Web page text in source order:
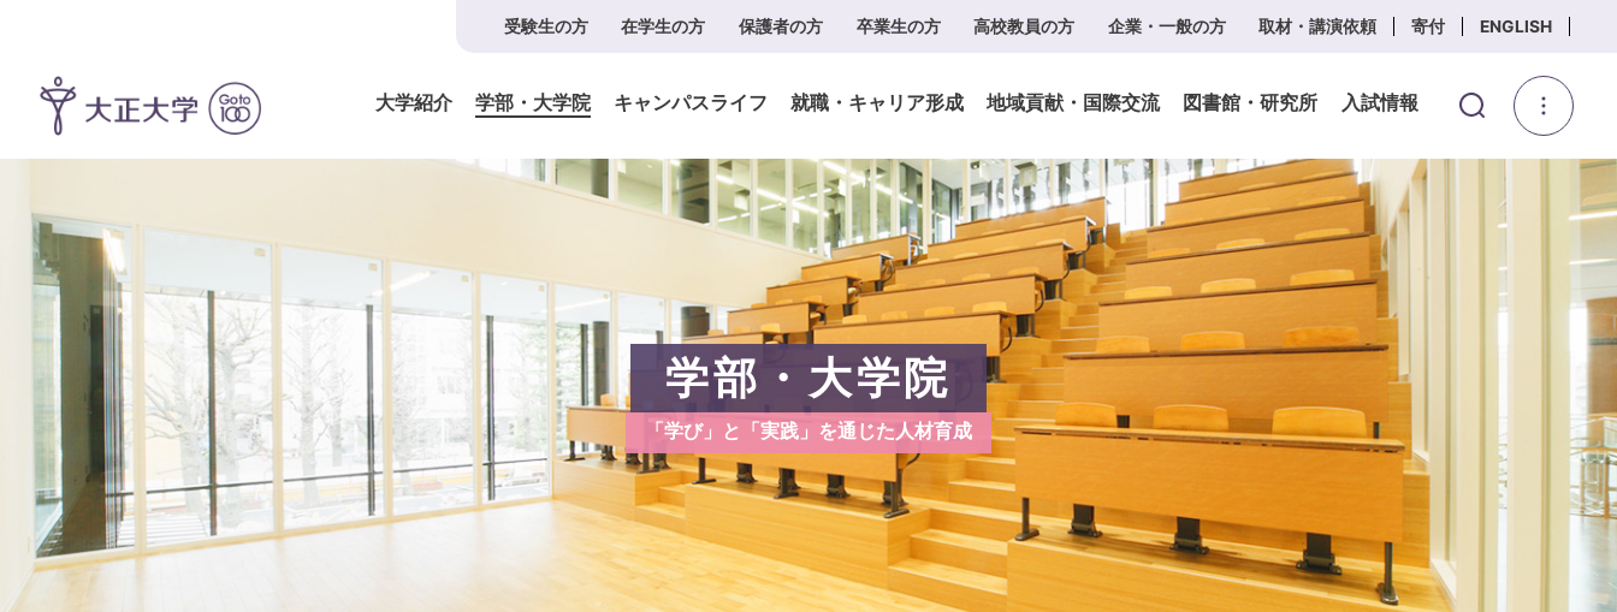
受験生の方 在学生の方 保護者の方 卒業生の方 高校教員の方 企業・一般の方 取材・講演依頼 寄付 ENGLISH
大学紹介 学部・大学院 キャンパスライフ 就職・キャリア形成 地域貢献・国際交流 図書館・研究所 入試情報
学部・大学院
「学び」と「実践」を通じた人材育成